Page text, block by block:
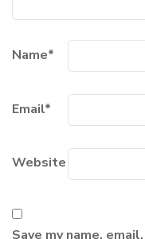
Name*
Email*
Website
Save my name,